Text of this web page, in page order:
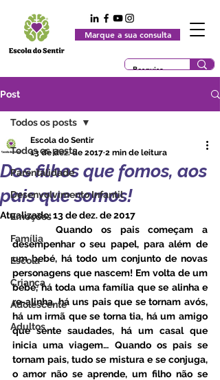
Marque a sua consulta
Post
Todos os posts
Parentalidade
Desenvolvimento Infantil
Emoções
Família
Escola
Criança
Adolescente
Adultos
Todos os posts
Dos filhos que fomos, aos
pais que somos!
Escola do Sentir
13 de dez. de 2017 2 min de leitura
Atualizado:13 de dez. de 2017
     Quando os pais começam a
desempenhar o seu papel, para além de
um bebé, há todo um conjunto de novas
personagens que nascem! Em volta de um
bebé, há toda uma família que se alinha e
re-alinha, há uns pais que se tornam avós,
há um irmã que se torna tia, há um amigo
que sente saudades, há um casal que
inicia uma viagem… Quando os pais se
tornam pais, tudo se mistura e se conjuga,
o amor não se aprende, um filho não se